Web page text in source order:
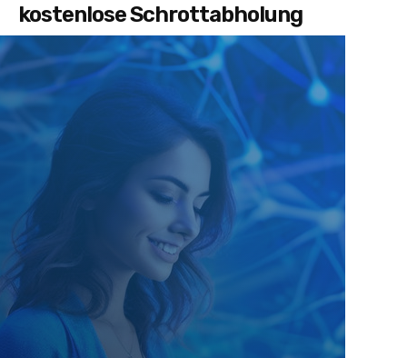
kostenlose Schrottabholung